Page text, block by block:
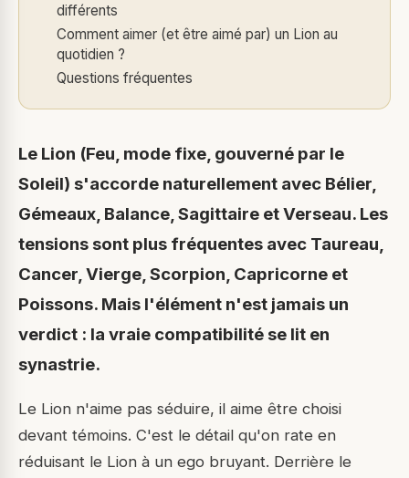
différents
Comment aimer (et être aimé par) un Lion au
quotidien ?
Questions fréquentes
Le Lion (Feu, mode fixe, gouverné par le
Soleil) s'accorde naturellement avec Bélier,
Gémeaux, Balance, Sagittaire et Verseau. Les
tensions sont plus fréquentes avec Taureau,
Cancer, Vierge, Scorpion, Capricorne et
Poissons. Mais l'élément n'est jamais un
verdict : la vraie compatibilité se lit en
synastrie.
Le Lion n'aime pas séduire, il aime être choisi
devant témoins. C'est le détail qu'on rate en
réduisant le Lion à un ego bruyant. Derrière le